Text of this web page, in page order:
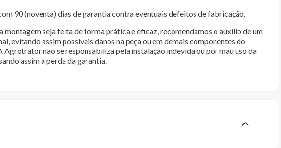
90 (noventa) dias de garantia contra eventuais defeitos de fabricação.
montagem seja feita de forma prática e eficaz, recomendamos o auxílio de um
evitando assim possíveis danos na peça ou em demais componentes do
Agrotrator não se responsabiliza pela instalação indevida ou por mau uso da
assim a perda da garantia.